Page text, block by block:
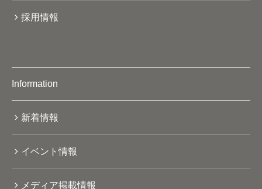
採用情報
Information
新着情報
イベント情報
メディア掲載情報